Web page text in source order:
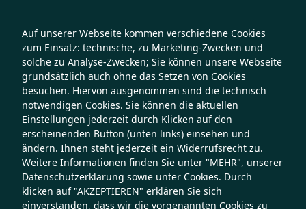
Auf unserer Webseite kommen verschiedene Cookies
zum Einsatz: technische, zu Marketing-Zwecken und
solche zu Analyse-Zwecken; Sie können unsere Webseite
grundsätzlich auch ohne das Setzen von Cookies
besuchen. Hiervon ausgenommen sind die technisch
notwendigen Cookies. Sie können die aktuellen
Einstellungen jederzeit durch Klicken auf den
erscheinenden Button (unten links) einsehen und
ändern. Ihnen steht jederzeit ein Widerrufsrecht zu.
Weitere Informationen finden Sie unter "MEHR", unserer
Datenschutzerklärung sowie unter Cookies. Durch
klicken auf "AKZEPTIEREN" erklären Sie sich
einverstanden, dass wir die vorgenannten Cookies zu